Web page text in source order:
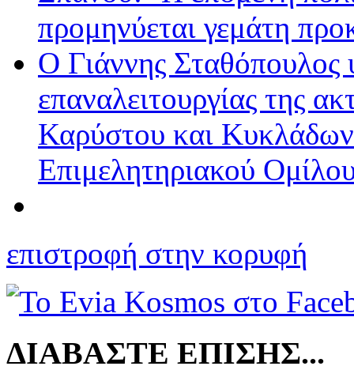
προμηνύεται γεμάτη
O Γιάννης
επαναλειτουργίας της
Καρύστου και
Επιμελητηριακού
επιστροφή στην κορυφή
ΔΙΑΒΑΣΤΕ ΕΠΙΣΗΣ...